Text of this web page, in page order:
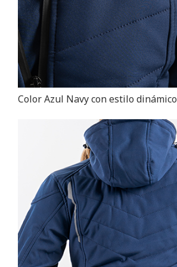
Color Azul Navy con estilo dinámico